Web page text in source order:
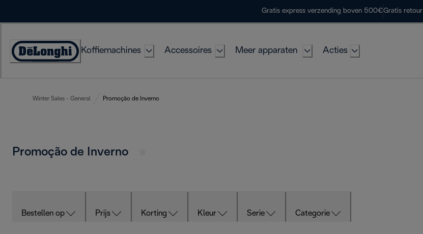
Gratis express verzending boven 500€Gratis retour
Accessibility
Koffiemachines Accessoires Meer apparaten Acties
Winter Sales - General Promoção de Inverno
Promoção de Inverno
Bestellen op Prijs Korting Kleur Serie Categorie